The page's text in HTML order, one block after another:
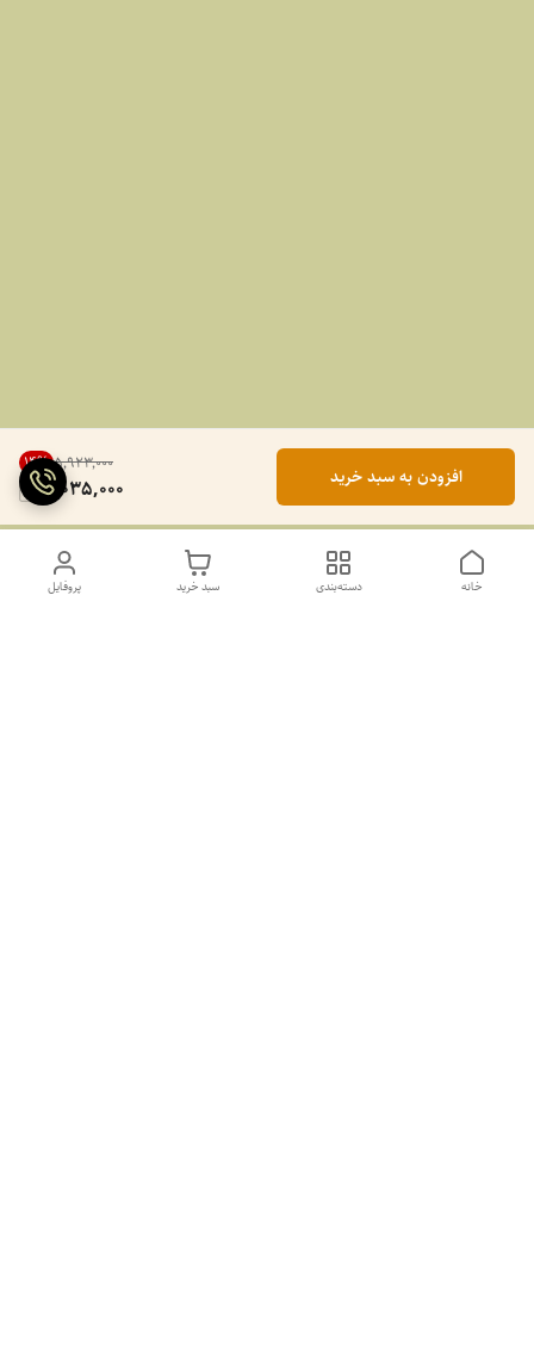
۵٬۹۲۳٬۰۰۰ 14%
5,035,000 افزودن به سبد خرید
پروفایل سبد خرید دسته‌بندی خانه